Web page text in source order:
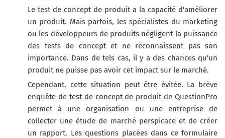
Le test de concept de produit a la capacité d'améliorer
un produit. Mais parfois, les spécialistes du marketing
ou les développeurs de produits négligent la puissance
des tests de concept et ne reconnaissent pas son
importance. Dans de tels cas, il y a des chances qu'un
produit ne puisse pas avoir cet impact sur le marché.
Cependant, cette situation peut être évitée. La brève
enquête de test de concept de produit de QuestionPro
permet à une organisation ou une entreprise de
collecter une étude de marché perspicace et de créer
un rapport. Les questions placées dans ce formulaire